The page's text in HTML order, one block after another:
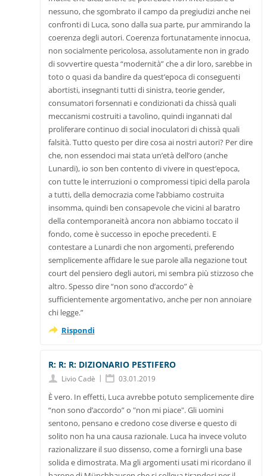
nessuno, che sgombrato il campo da pregiudizi anche nei
confronti di Luca, sono dalla sua parte, pur ammirando la
coerenza degli autori. Coerenza fortunatamente innocua,
non socialmente pericolosa, assolutamente non in grado
di sovvertire questa “modernità” che a dir loro, sarebbe in
toto o quasi da bandire da quest’epoca di conseguenti
abortisti, insegnanti tutti di sinistra, teorie gender,
consumatori forsennati e condizionati da chissà quali
meccanismi costruiti a tavolino, quindi ingannati dal
proliferare continuo di social inoculatori di chissà quali
falsità. Tutto questo per dire cosa ai nostri autori? Per dire
che, non essendoci mai stata un’età dell’oro (anche
Lunardi), io son ben contento di vivere in quest’epoca,
con tutte le interruzioni o compromessi tipici della parola
a tutti, della democrazia come l’abbiamo costruita
insomma, quindi ben consapevole che vicini al baratro
della contemporaneità ancora non abbiamo toccato il
fondo, come è successo in epoche precedenti. E
contestare a Lunardi che non argomenti, preferendo
semplicemente affidare le sue parole alla negazione tout
court del pensiero degli autori, mi sembra più stizzoso che
altro. Spesso dire “non sono d’accordo” è
sufficientemente argomentativo, anche per non annoiare
chi legge.”
Rispondi
R: R: R: DIZIONARIO PESTIFERO
Livio Cadè | 03.01.2019
È vero. In effetti, Luca avrebbe potuto semplicemente dire
“non sono d’accordo” o "non mi piace". Gli uomini
sentono, pensano e credono cose diverse e questo di
solito non ha una causa razionale. Luca ha invece voluto
razionalizzare il suo dissenso, come a fornirgli una base
solida e dimostrata. Ma gli argomenti usati mi ricordano il